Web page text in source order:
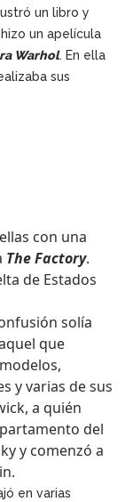
un libro y
un apelícula
Warhol. En ella
sus
con una
The Factory.
de Estados
solía
que
y varias de sus
a quién
del
y comenzó a
en varias